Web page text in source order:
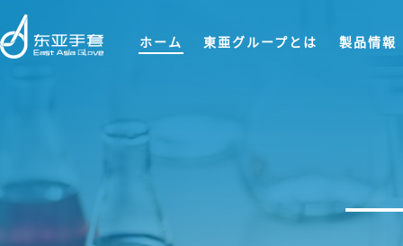
ホーム 東亜グループとは 製品情報